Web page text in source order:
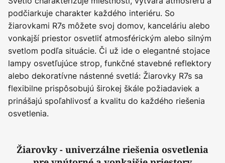
podčiarkuje charakter každého interiéru. So
žiarovkami R7s môžete svoj domov, kanceláriu alebo
vonkajší priestor osvetliť atmosférickým alebo silným
svetlom podľa situácie. Či už ide o elegantné stojace
lampy osvetľujúce strop, funkčné stavebné reflektory
alebo dekoratívne nástenné svetlá: Žiarovky R7s sa
flexibilne prispôsobujú širokej škále požiadaviek a
prinášajú spoľahlivosť a kvalitu do každého riešenia
osvetlenia.
Žiarovky - univerzálne riešenia osvetlenia